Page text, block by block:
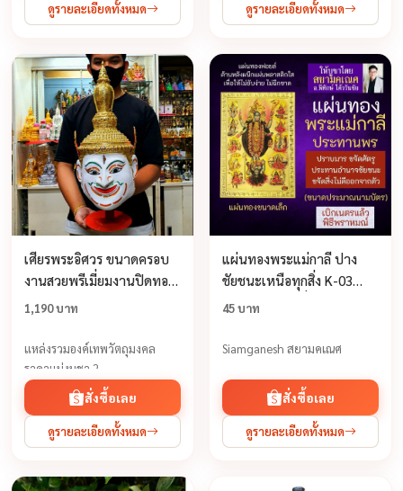
ดูรายละเอียดทั้งหมด ดูรายละเอียดทั้งหมด
เศียรพระอิศวร ขนาดครอบ
งานสวยพรีเมี่ยมงานปิดทอง
ประดับเพชร
1,190 บาท
แหล่งรวมองค์เทพวัตถุมงคล
ราคาแบ่งบูชา 2
สั่งซื้อเลย
ดูรายละเอียดทั้งหมด
แผ่นทองพระแม่กาลี ปาง
ชัยชนะเหนือทุกสิ่ง K-03
บูชาเสริมดวงเพื่อขอพรให้
ปรารถนา พระแม่กาลีปาง
45 บาท
Siamganesh สยามคเณศ
สั่งซื้อเลย
ดูรายละเอียดทั้งหมด